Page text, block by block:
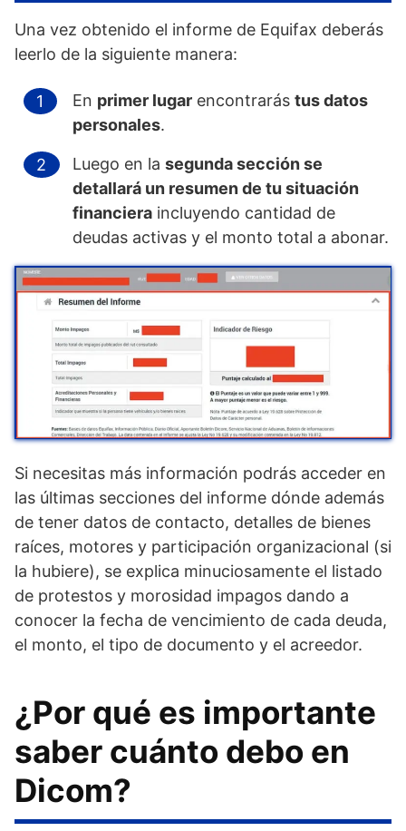
Una vez obtenido el informe de Equifax deberás
leerlo de la siguiente manera:
En primer lugar encontrarás tus datos
personales.
Luego en la segunda sección se
detallará un resumen de tu situación
financiera incluyendo cantidad de
deudas activas y el monto total a abonar.
Si necesitas más información podrás acceder en
las últimas secciones del informe dónde además
de tener datos de contacto, detalles de bienes
raíces, motores y participación organizacional (si
la hubiere), se explica minuciosamente el listado
de protestos y morosidad impagos dando a
conocer la fecha de vencimiento de cada deuda,
el monto, el tipo de documento y el acreedor.
¿Por qué es importante
saber cuánto debo en
Dicom?